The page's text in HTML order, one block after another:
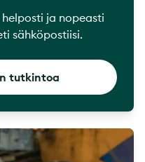
ja nopeasti
sähköpostiisi.
tutkintoa